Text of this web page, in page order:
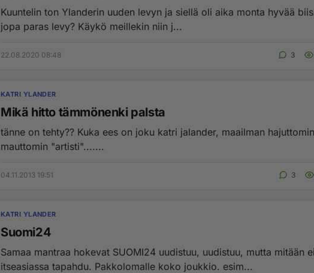
Kuuntelin ton Ylanderin uuden levyn ja siellä oli aika monta hyvää
jopa paras levy? Käykö meillekin niin j...
22.08.2020 08:48 3
KATRI YLANDER
Mikä hitto tämmönenki palsta
tänne on tehty?? Kuka ees on joku katri jalander, maailman
mauttomin "artisti".......
04.11.2013 19:51 3
KATRI YLANDER
Suomi24
Samaa mantraa hokevat SUOMI24 uudistuu, uudistuu, mutta mitään ei
itseasiassa tapahdu. Pakkolomalle koko joukkio. esim...